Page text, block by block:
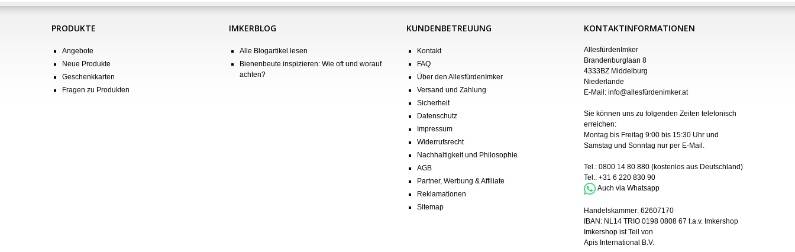
PRODUKTE
Angebote
Neue Produkte
Geschenkkarten
Fragen zu Produkten
IMKERBLOG
Alle Blogartikel lesen
Bienenbeute inspizieren: Wie oft und worauf
achten?
KUNDENBETREUUNG
Kontakt
FAQ
Über den AllesfürdenImker
Versand und Zahlung
Sicherheit
Datenschutz
Impressum
Widerrufsrecht
Nachhaltigkeit und Philosophie
AGB
Partner, Werbung & Affiliate
Reklamationen
Sitemap
KONTAKTINFORMATIONEN
AllesfürdenImker
Brandenburglaan 8
4333BZ Middelburg
Niederlande
E-Mail: info@allesfürdenimker.at
Sie können uns zu folgenden Zeiten telefonisch
erreichen:
Montag bis Freitag 9:00 bis 15:30 Uhr und
Samstag und Sonntag nur per E-Mail .
Tel.: 0800 14 80 880 (kostenlos aus Deutschland)
Tel.: +31 6 220 830 90
Auch via Whatsapp
Handelskammer: 62607170
IBAN: NL14 TRIO 0198 0808 67 t.a.v. Imkershop
Imkershop ist Teil von
Apis International B.V.